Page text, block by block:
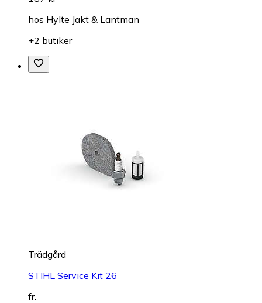
hos Hylte Jakt & Lantman
+2 butiker
Trädgård
STIHL Service Kit 26
fr.